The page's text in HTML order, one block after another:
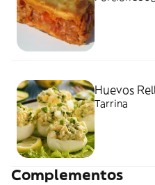
Huevos
Tarrina
Complementos